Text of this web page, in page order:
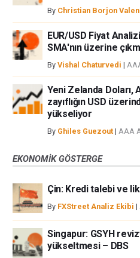
By Christian Borjon
EUR/USD Fiyat
SMA'nın üzerine
By Vishal Chaturvedi |
Yeni Zelanda Doları,
zayıflığın USD
yükseliyor
By Ghiles Guezout | AAA
EKONOMIK GÖSTERGE
Çin: Kredi talebi ve
By FXStreet Analiz Ekibi |
Singapur: GSYH
yükseltmesi – DBS